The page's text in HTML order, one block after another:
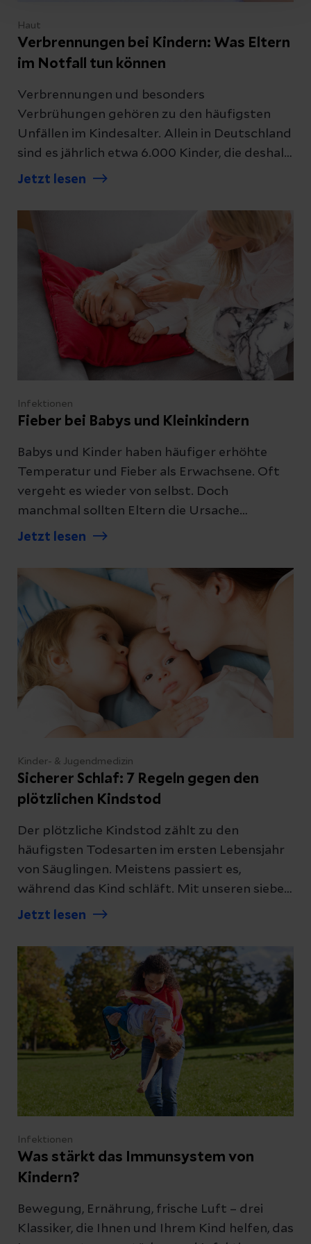
Haut
Verbrennungen bei Kindern: Was Eltern
im Notfall tun können
Verbrennungen und besonders
Verbrühungen gehören zu den häufigsten
Unfällen im Kindesalter. Allein in Deutschland
sind es jährlich etwa 6.000 Kinder, die deshalb
im Krankenhaus stationär behandelt werden
nachgefragt, was in einem Notfall zu tun ist.
Jetzt lesen
Infektionen
Fieber bei Babys und Kleinkindern
Babys und Kinder haben häufiger erhöhte
Temperatur und Fieber als Erwachsene. Oft
vergeht es wieder von selbst. Doch
manchmal sollten Eltern die Ursache
kinderärztlich abklären lassen. Erfahren Sie,
fiebersenkende Maßnahmen sinnvoll sind.
Jetzt lesen
Kinder- & Jugendmedizin
Sicherer Schlaf: 7 Regeln gegen den
plötzlichen Kindstod
Der plötzliche Kindstod zählt zu den
häufigsten Todesarten im ersten Lebensjahr
von Säuglingen. Meistens passiert es,
während das Kind schläft. Mit unseren sieben
Regeln für einen sicheren Schlaf reduzieren
Jetzt lesen
Infektionen
Was stärkt das Immunsystem von
Kindern?
Bewegung, Ernährung, frische Luft – drei
Klassiker, die Ihnen und Ihrem Kind helfen, das